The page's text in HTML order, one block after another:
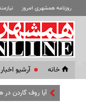
روزنامه همشهری امروز
خانه آرشیو اخبار
آیا روف گاردن در